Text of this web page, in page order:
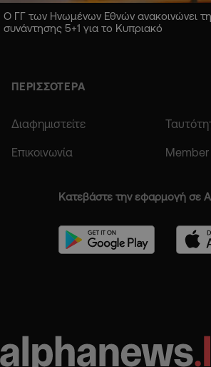
Ο ΓΓ των Ηνωμένων Εθνών ανακοινώνει
συνάντησης 5+1 για το Κυπριακό
ΠΕΡΙΣΣΟΤΕΡΑ
Διαφημιστείτε
Επικοινωνία Member
Κατεβάστε την εφαρμογή σε